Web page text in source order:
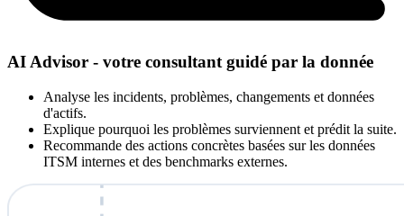
AI Advisor - votre consultant guidé par la donnée
Analyse les incidents, problèmes, changements et données
d'actifs.
Explique pourquoi les problèmes surviennent et prédit la suite.
Recommande des actions concrètes basées sur les données
ITSM internes et des benchmarks externes.